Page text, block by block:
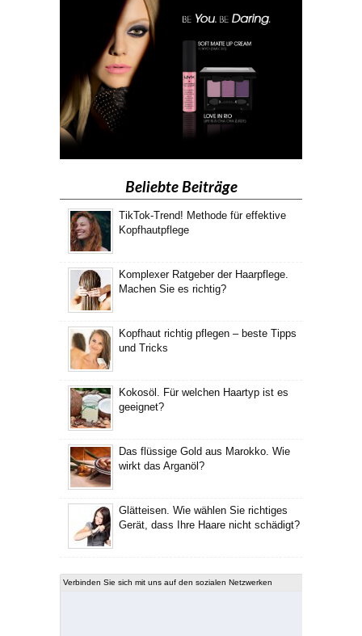
Beliebte Beiträge
TikTok-Trend! Methode für effektive
Kopfhautpflege
Komplexer Ratgeber der Haarpflege.
Machen Sie es richtig?
Kopfhaut richtig pflegen – beste Tipps
und Tricks
Kokosöl. Für welchen Haartyp ist es
geeignet?
Das flüssige Gold aus Marokko. Wie
wirkt das Arganöl?
Glätteisen. Wie wählen Sie richtiges
Gerät, dass Ihre Haare nicht schädigt?
Verbinden Sie sich mit uns auf den sozialen Netzwerken